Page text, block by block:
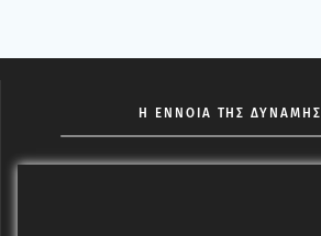
Η ΕΝΝΟΙΑ ΤΗΣ ΔΥΝΑΜΗΣ